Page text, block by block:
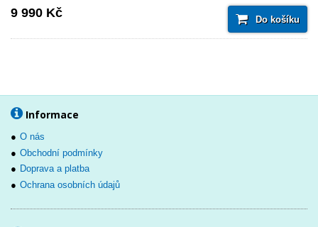
9 990 Kč Do košíku
Informace
O nás
Obchodní podmínky
Doprava a platba
Ochrana osobních údajů